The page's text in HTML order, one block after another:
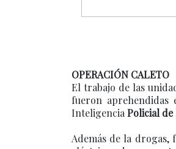
OPERACIÓN CALETO
El trabajo de las
fueron aprehendidas
Inteligencia Policial de
Además de la drogas,